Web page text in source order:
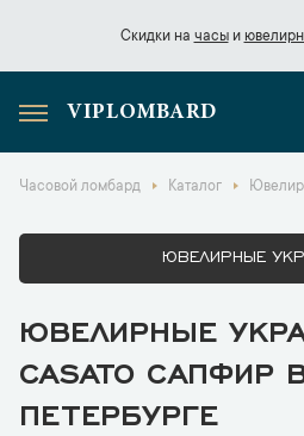
Скидки на часыи
Скидки начасы
VIPLOMBARD
Часовой ломбард Каталог
ЮВЕЛИРНЫЕ
ЮВЕЛИРНЫЕ
CASATO САПФИР
ПЕТЕРБУРГЕ